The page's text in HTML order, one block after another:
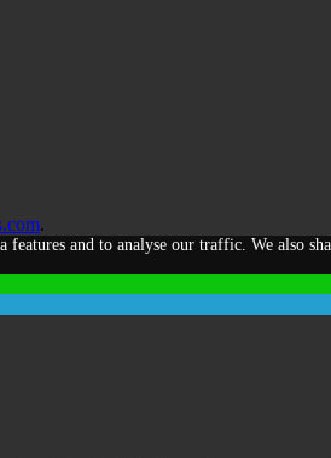
.
features and to analyse our traffic. We